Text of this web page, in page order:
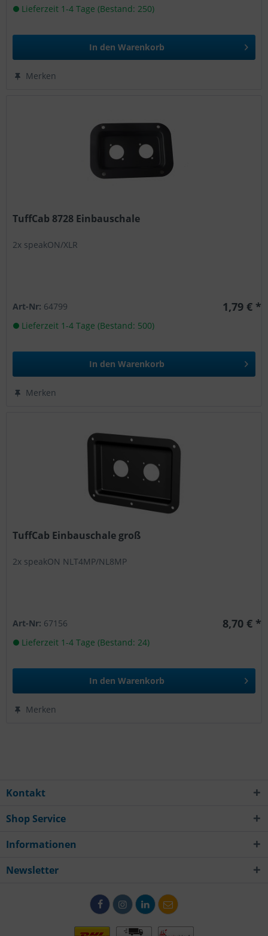
Lieferzeit 1-4 Tage (Bestand: 250)
In den Warenkorb
Merken
TuffCab 8728 Einbauschale
2x speakON/XLR
Art-Nr: 64799 1,79 € *
Lieferzeit 1-4 Tage (Bestand: 500)
In den Warenkorb
Merken
TuffCab Einbauschale groß
2x speakON NLT4MP/NL8MP
Art-Nr: 67156 8,70 € *
Lieferzeit 1-4 Tage (Bestand: 24)
In den Warenkorb
Merken
Kontakt
Shop Service
Informationen
Newsletter